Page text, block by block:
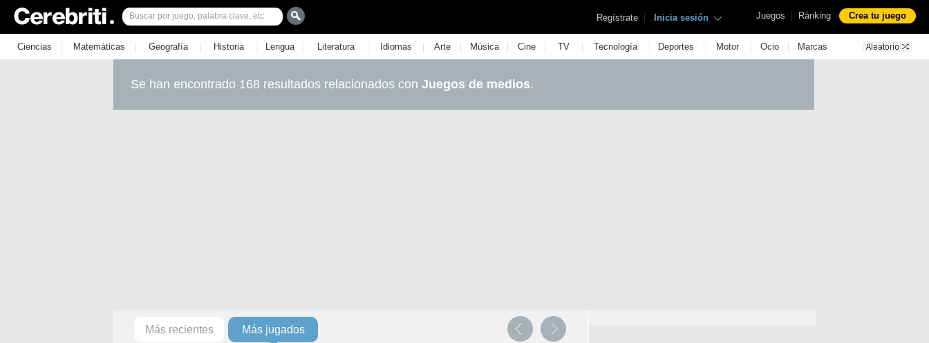
Juegos | Ránking Crea tu juego
Regístrate | Inicia sesión
Ciencias | Matemáticas | Geografía | Historia | Lengua | Literatura | Idiomas | Arte | Música | Cine | TV | Tecnología | Deportes | Motor | Ocio | Marcas
Se han encontrado 168 resultados relacionados con Juegos de medios.
Más recientes Más jugados